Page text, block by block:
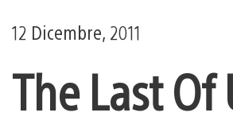
12 Dicembre, 2011
The Last Of